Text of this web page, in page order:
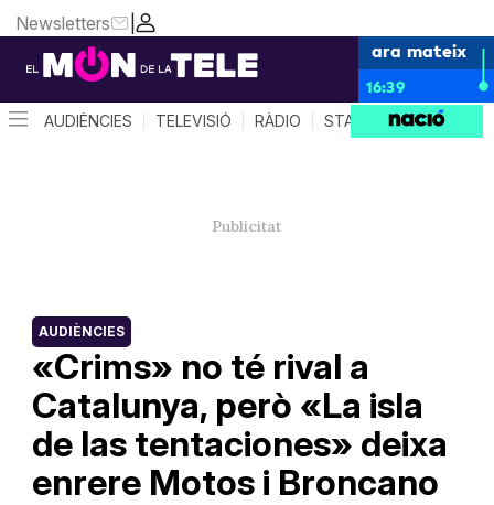
|
Newsletters
ara mateix
16:39
AUDIÈNCIES TELEVISIÓ RÀDIO STAR SYSTEM
«Crims» no té rival a
Catalunya, però «La isla
de las tentaciones» deixa
enrere Motos i Broncano
AUDIÈNCIES